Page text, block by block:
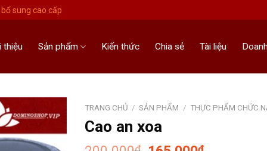
sung cao cấp
thiệu Sản phẩm Kiến thức Chia sẻ Tài liệu
TRANG CHỦ / SẢN PHẨM / THỰC PHẨM CHỨC
Cao an xoa